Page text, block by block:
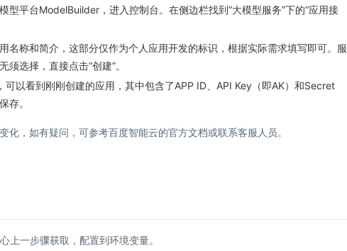
型平台ModelBuilder，进入控制台。在侧边栏找到“大模型服务”下的“应用接
名称和简介，这部分仅作为个人应用开发的标识，根据实际需求填写即可。服
选择，直接点击“创建”。
可以看到刚刚创建的应用，其中包含了APP ID、API Key（即AK）和Secret
存。
，如有疑问，可参考百度智能云的官方文档或联系客服人员。
上一步骤获取，配置到环境变量。